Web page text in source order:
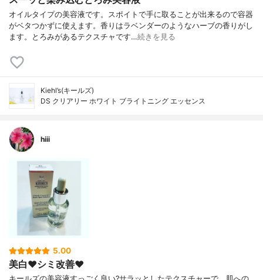
オイルタイプの美容液です。スポイトで手に取ることが出来るので容器
がベタつかずに使えます。香りはラベンダーのようなハーブの香りがし
ます。とろみがあるテクスチャです…続きを見る
Kiehl’s(キールズ)
DS クリアリー ホワイト ブライトニング エッセンス
hiii
5.00
美白❤️シミ改善❤️